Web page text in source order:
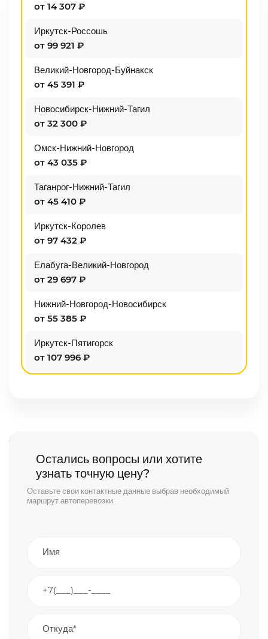
от 14 307 ₽
Иркутск-Россошь
от 99 921 ₽
Великий-Новгород-Буйнакск
от 45 391 ₽
Новосибирск-Нижний-Тагил
от 32 300 ₽
Омск-Нижний-Новгород
от 43 035 ₽
Таганрог-Нижний-Тагил
от 45 410 ₽
Иркутск-Королев
от 97 432 ₽
Елабуга-Великий-Новгород
от 29 697 ₽
Нижний-Новгород-Новосибирск
от 55 385 ₽
Иркутск-Пятигорск
от 107 996 ₽
Остались вопросы или хотите
узнать точную цену?
Оставьте свои контактные данные выбрав необходимый
маршрут автоперевозки.